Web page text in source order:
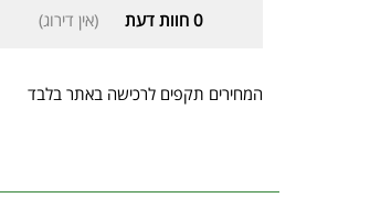
0 חוות דעת (אין דירוג)
המחירים תקפים לרכישה באתר בלבד